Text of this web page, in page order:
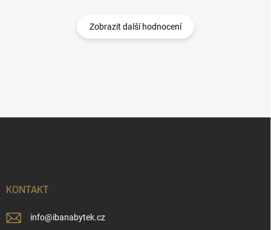
Zobrazit další hodnocení
KONTAKT
info@ibanabytek.cz